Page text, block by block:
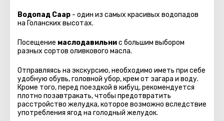
Водопад Саар - один из самых красивых водопадов
на Голанских высотах.
Посещение маслодавильнис большим выбором
разных сортов оливкового масла.
Отправляясь на экскурсию, необходимо иметь при себе
удобную обувь, головной убор, крем от загара и воду.
Кроме того, перед поездкой в кибуц, рекомендуется
плотно позавтракать, чтобы предотвратить
расстройство желудка, которое возможно вследствие
употребления ягод на голодный желудок.